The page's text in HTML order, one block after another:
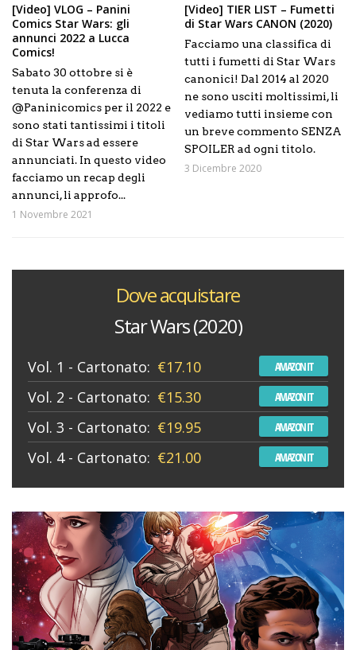
[Video] VLOG – Panini
Comics Star Wars: gli
annunci 2022 a Lucca
Comics!
Sabato 30 ottobre si è
tenuta la conferenza di
@Paninicomics per il 2022 e
sono stati tantissimi i titoli
di Star Wars ad essere
annunciati. In questo video
facciamo un recap degli
annunci, li approfo...
1 Novembre 2021
[Video] TIER LIST – Fumetti
di Star Wars CANON (2020)
Facciamo una classifica di
tutti i fumetti di Star Wars
canonici! Dal 2014 al 2020
ne sono usciti moltissimi, li
vediamo tutti insieme con
un breve commento SENZA
SPOILER ad ogni titolo.
3 Dicembre 2020
Dove acquistare
Star Wars (2020)
Vol. 1 - Cartonato: €17.10 AMAZON IT
Vol. 2 - Cartonato: €15.30 AMAZON IT
Vol. 3 - Cartonato: €19.95 AMAZON IT
Vol. 4 - Cartonato: €21.00 AMAZON IT